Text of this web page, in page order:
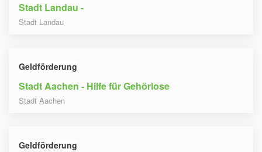
Stadt Landau -
Stadt Landau
Geldförderung
Stadt Aachen - Hilfe für Gehörlose
Stadt Aachen
Geldförderung